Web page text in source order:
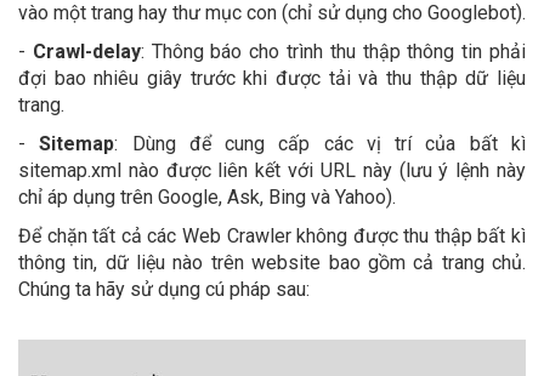
vào một trang hay thư mục con (chỉ sử dụng cho Googlebot).
- Crawl-delay: Thông báo cho trình thu thập thông tin phải
đợi bao nhiêu giây trước khi được tải và thu thập dữ liệu
trang.
-Sitemap: Dùng để cung cấp các vị trí của bất kì
sitemap.xml nào được liên kết với URL này (lưu ý lệnh này
chỉ áp dụng trên Google, Ask, Bing và Yahoo).
Để chặn tất cả các Web Crawler không được thu thập bất kì
thông tin, dữ liệu nào trên website bao gồm cả trang chủ.
Chúng ta hãy sử dụng cú pháp sau: